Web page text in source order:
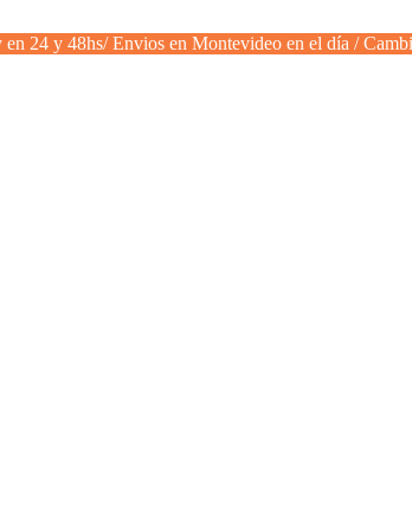
24 y 48hs/ Envios en Montevideo en el día /